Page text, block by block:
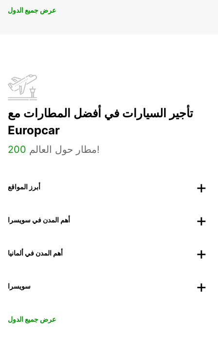
عرض جميع الدول
تأجير السيارات في أفضل المطارات مع
Europcar
200 مطار حول العالم!
أبرز المواقع
أهم المدن في سويسرا
أهم المدن في ألمانيا
سويسرا
عرض جميع الدول